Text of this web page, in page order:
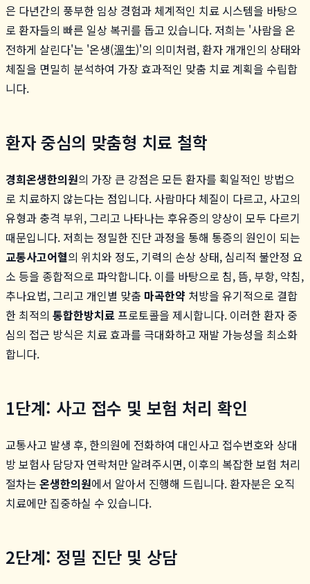
은 다년간의 풍부한 임상 경험과 체계적인 치료 시스템을 바탕으
로 환자들의 빠른 일상 복귀를 돕고 있습니다. 저희는 '사람을 온
전하게 살린다'는 '온생(溫生)'의 의미처럼, 환자 개개인의 상태와
체질을 면밀히 분석하여 가장 효과적인 맞춤 치료 계획을 수립합
니다.
환자 중심의 맞춤형 치료 철학
경희온생한의원의 가장 큰 강점은 모든 환자를 획일적인 방법으
로 치료하지 않는다는 점입니다. 사람마다 체질이 다르고, 사고의
유형과 충격 부위, 그리고 나타나는 후유증의 양상이 모두 다르기
때문입니다. 저희는 정밀한 진단 과정을 통해 통증의 원인이 되는
교통사고어혈의 위치와 정도, 기력의 손상 상태, 심리적 불안정 요
소 등을 종합적으로 파악합니다. 이를 바탕으로 침, 뜸, 부항, 약침,
추나요법, 그리고 개인별 맞춤 마곡한약 처방을 유기적으로 결합
한 최적의 통합한방치료프로토콜을 제시합니다. 이러한 환자 중
심의 접근 방식은 치료 효과를 극대화하고 재발 가능성을 최소화
합니다.
1단계: 사고 접수 및 보험 처리 확인
교통사고 발생 후, 한의원에 전화하여 대인사고 접수번호와 상대
방 보험사 담당자 연락처만 알려주시면, 이후의 복잡한 보험 처리
절차는 온생한의원에서 알아서 진행해 드립니다. 환자분은 오직
치료에만 집중하실 수 있습니다.
2단계: 정밀 진단 및 상담